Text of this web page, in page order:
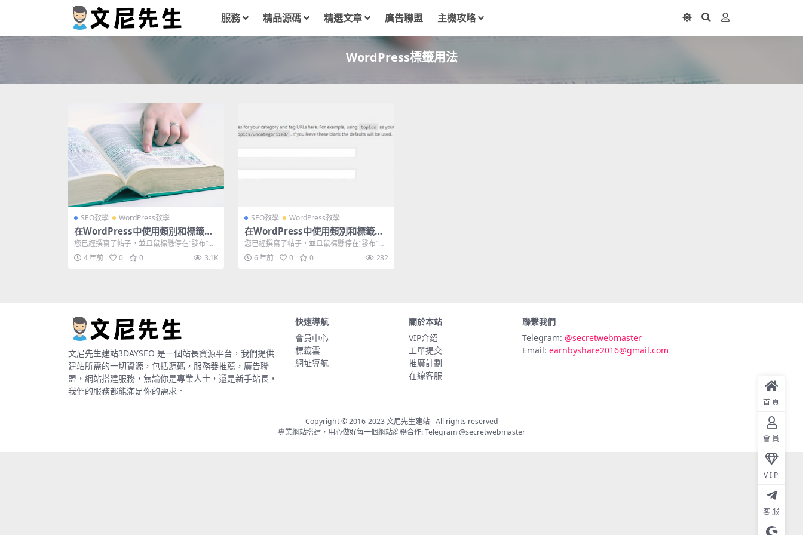
服務 精品源碼 精選文章 廣告聯盟 主機攻略
WordPress標籤用法
SEO教學 WordPress教學
在WordPress中使用類別和標籤的
最佳做法
您已經撰寫了帖子，並且鼠標懸停在“發布”按
鈕上，但是您不禁感到自己已忘記了一些東...
4 年前 0 0 3.1K
SEO教學 WordPress教學
在WordPress中使用類別和標籤的
最佳做法
您已經撰寫了帖子，並且鼠標懸停在“發布”按
鈕上，但是您不禁感到自己已忘記了一些東...
6 年前 0 0 282
文尼先生建站3DAYSEO 是一個站長資源平台，我們提供
建站所需的一切資源，包括源碼，服務器推薦，廣告聯
盟，網站搭建服務，無論你是專業人士，還是新手站長，
我們的服務都能滿足你的需求。
快速導航
會員中心
標籤雲
網址導航
關於本站
VIP介绍
工單提交
推廣計劃
在線客服
聯繫我們
Telegram: @secretwebmaster
Email: earnbyshare2016@gmail.com
Copyright © 2016-2023文尼先生建站- All rights reserved
專業網站搭建，用心做好每一個網站商務合作: Telegram@secretwebmaster
首頁
會員
VIP
客服